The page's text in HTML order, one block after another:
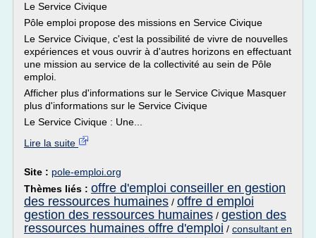
Le Service Civique
Pôle emploi propose des missions en Service Civique
Le Service Civique, c'est la possibilité de vivre de nouvelles
expériences et vous ouvrir à d'autres horizons en effectuant
une mission au service de la collectivité au sein de Pôle
emploi.
Afficher plus d'informations sur le Service Civique Masquer
plus d'informations sur le Service Civique
Le Service Civique : Une...
Lire la suite
Site : pole-emploi.org
Thèmes liés : offre d'emploi conseiller en gestion
des ressources humaines / offre d emploi
gestion des ressources humaines / gestion des
ressources humaines offre d'emploi / consultant en